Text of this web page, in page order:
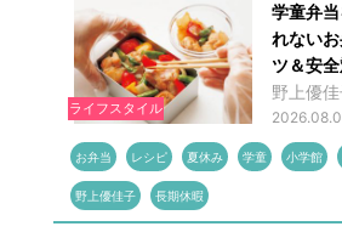
ライフスタイル
学童弁
れない
ツ＆安
野上優
お弁当 レシピ 夏休み 学童 小学館
野上優佳子 長期休暇